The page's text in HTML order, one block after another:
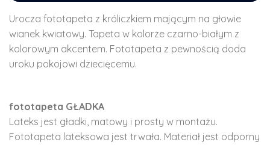
Urocza fototapeta z króliczkiem mającym na głowie
wianek kwiatowy. Tapeta w kolorze czarno-białym z
kolorowym akcentem. Fototapeta z pewnością doda
uroku pokojowi dziecięcemu.
fototapeta GŁADKA
Lateks jest gładki, matowy i prosty w montażu.
Fototapeta lateksowa jest trwała. Materiał jest odporny